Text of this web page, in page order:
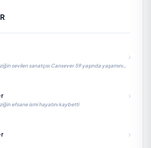
sevilen sanatçısı Cansever 59 yaşında yaşamını
efsane ismi hayatını kaybetti